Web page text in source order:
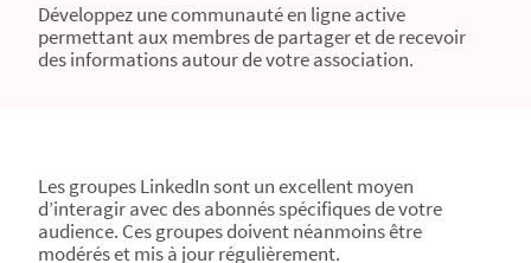
Développez une communauté en ligne active
permettant aux membres de partager et de recevoir
des informations autour de votre association.
Les groupes LinkedIn sont un excellent moyen
d’interagir avec des abonnés spécifiques de votre
audience. Ces groupes doivent néanmoins être
modérés et mis à jour régulièrement.